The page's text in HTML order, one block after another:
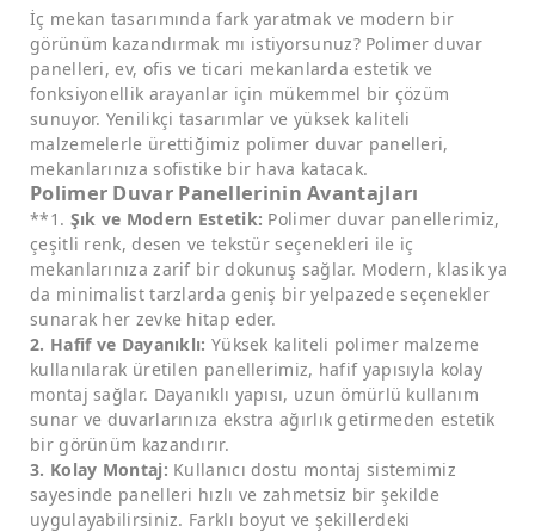
İç mekan tasarımında fark yaratmak ve modern bir
görünüm kazandırmak mı istiyorsunuz? Polimer duvar
panelleri, ev, ofis ve ticari mekanlarda estetik ve
fonksiyonellik arayanlar için mükemmel bir çözüm
sunuyor. Yenilikçi tasarımlar ve yüksek kaliteli
malzemelerle ürettiğimiz polimer duvar panelleri,
mekanlarınıza sofistike bir hava katacak.
Polimer Duvar Panellerinin Avantajları
**1. Şık ve Modern Estetik: Polimer duvar panellerimiz,
çeşitli renk, desen ve tekstür seçenekleri ile iç
mekanlarınıza zarif bir dokunuş sağlar. Modern, klasik ya
da minimalist tarzlarda geniş bir yelpazede seçenekler
sunarak her zevke hitap eder.
2. Hafif ve Dayanıklı: Yüksek kaliteli polimer malzeme
kullanılarak üretilen panellerimiz, hafif yapısıyla kolay
montaj sağlar. Dayanıklı yapısı, uzun ömürlü kullanım
sunar ve duvarlarınıza ekstra ağırlık getirmeden estetik
bir görünüm kazandırır.
3. Kolay Montaj: Kullanıcı dostu montaj sistemimiz
sayesinde panelleri hızlı ve zahmetsiz bir şekilde
uygulayabilirsiniz. Farklı boyut ve şekillerdeki